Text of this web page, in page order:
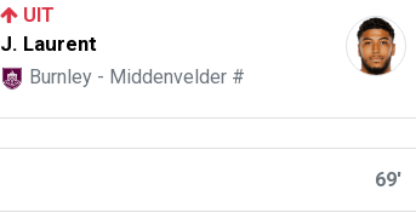
UIT
J. Laurent
Burnley - Middenvelder #
69'